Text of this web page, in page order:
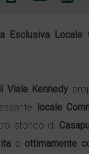
Esclusiva Locale
Viale Kennedy
locale
storico di
e ottimamente